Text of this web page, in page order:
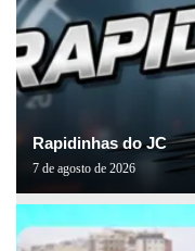
Rapidinhas do JC
7 de agosto de 2026